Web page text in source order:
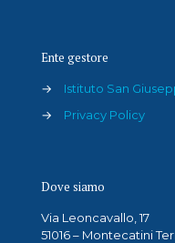
Ente gestore
→
Istituto San
→
Privacy Policy
Dove siamo
Via Leoncavallo, 17
51016 – Montecatini